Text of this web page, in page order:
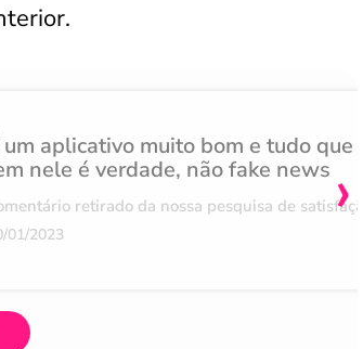
um aplicativo muito bom e tudo que
nele é verdade, não fake news
retirado da nossa pesquisa de satisfação
01/2023 ›